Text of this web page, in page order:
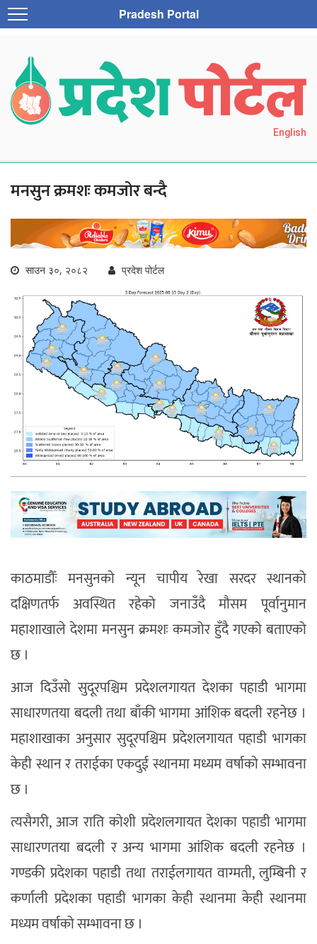
Pradesh Portal
English
मनसुन क्रमशः कमजोर बन्दै
साउन ३०, २०८२ प्रदेश पोर्टल
काठमाडौँः मनसुनको न्यून चापीय रेखा सरदर स्थानको
दक्षिणतर्फ अवस्थित रहेको जनाउँदै मौसम पूर्वानुमान
महाशाखाले देशमा मनसुन क्रमशः कमजोर हुँदै गएको बताएको
छ ।
आज दिउँसो सुदूरपश्चिम प्रदेशलगायत देशका पहाडी भागमा
साधारणतया बदली तथा बाँकी भागमा आंशिक बदली रहनेछ ।
महाशाखाका अनुसार सुदूरपश्चिम प्रदेशलगायत पहाडी भागका
केही स्थान र तराईका एकदुई स्थानमा मध्यम वर्षाको सम्भावना
छ ।
त्यसैगरी, आज राति कोशी प्रदेशलगायत देशका पहाडी भागमा
साधारणतया बदली र अन्य भागमा आंशिक बदली रहनेछ ।
गण्डकी प्रदेशका पहाडी तथा तराईलगायत वाग्मती, लुम्बिनी र
कर्णाली प्रदेशका पहाडी भागका केही स्थानमा केही स्थानमा
मध्यम वर्षाको सम्भावना छ ।